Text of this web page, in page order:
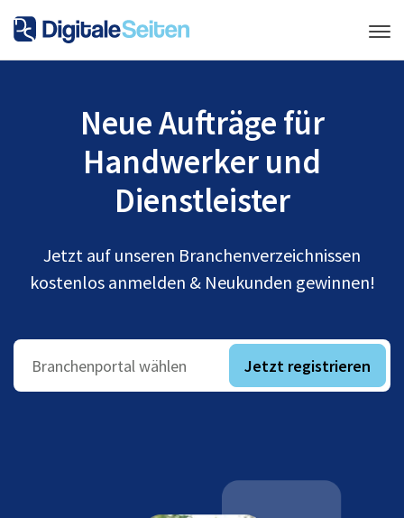
Neue Aufträge für
Handwerker und
Dienstleister
Jetzt auf unseren Branchenverzeichnissen
kostenlos anmelden & Neukunden gewinnen!
Branchenportal wählen Jetzt registrieren